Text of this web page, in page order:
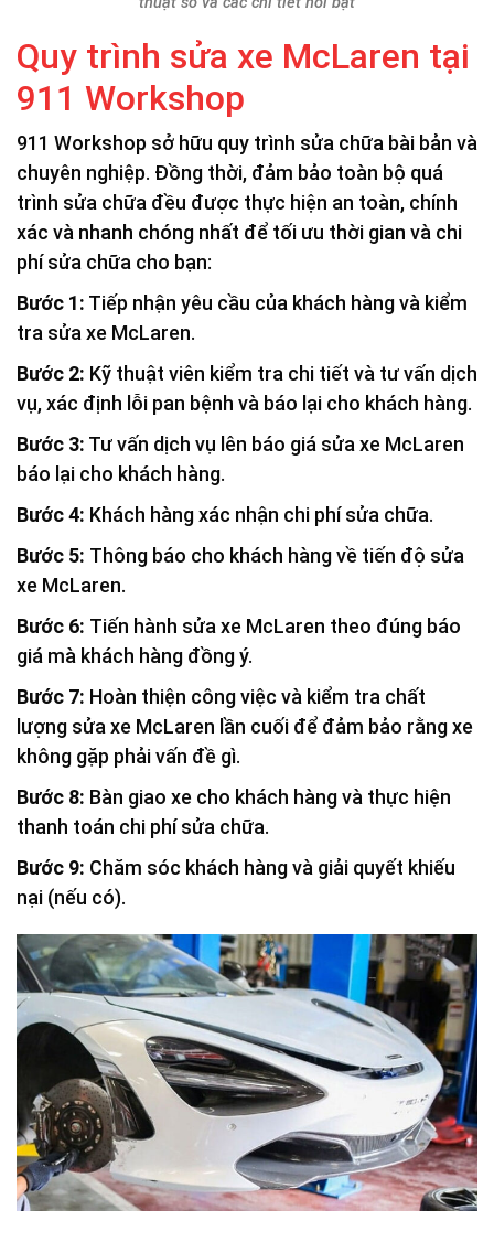
Quy trình sửa xe McLaren tại
911 Workshop
911 Workshop sở hữu quy trình sửa chữa bài bản và
chuyên nghiệp. Đồng thời, đảm bảo toàn bộ quá
trình sửa chữa đều được thực hiện an toàn, chính
xác và nhanh chóng nhất để tối ưu thời gian và chi
phí sửa chữa cho bạn:
Bước 1: Tiếp nhận yêu cầu của khách hàng và kiểm
tra sửa xe McLaren.
Bước 2: Kỹ thuật viên kiểm tra chi tiết và tư vấn dịch
vụ, xác định lỗi pan bệnh và báo lại cho khách hàng.
Bước 3: Tư vấn dịch vụ lên báo giá sửa xe McLaren
báo lại cho khách hàng.
Bước 4: Khách hàng xác nhận chi phí sửa chữa.
Bước 5: Thông báo cho khách hàng về tiến độ sửa
xe McLaren.
Bước 6: Tiến hành sửa xe McLaren theo đúng báo
giá mà khách hàng đồng ý.
Bước 7: Hoàn thiện công việc và kiểm tra chất
lượng sửa xe McLaren lần cuối để đảm bảo rằng xe
không gặp phải vấn đề gì.
Bước 8: Bàn giao xe cho khách hàng và thực hiện
thanh toán chi phí sửa chữa.
Bước 9: Chăm sóc khách hàng và giải quyết khiếu
nại (nếu có).